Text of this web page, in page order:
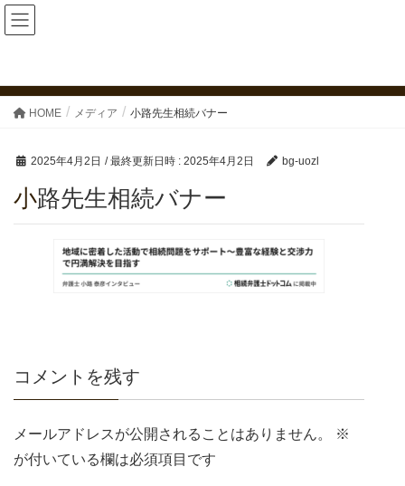
HOME メディア 小路先生相続バナー
2025年4月2日 / 最終更新日時 : 2025年4月2日 bg-uozl
小路先生相続バナー
コメントを残す
メールアドレスが公開されることはありません。
※
が付いている欄は必須項目です